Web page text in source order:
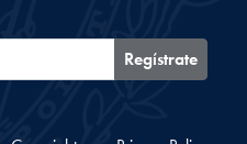
Regístrate